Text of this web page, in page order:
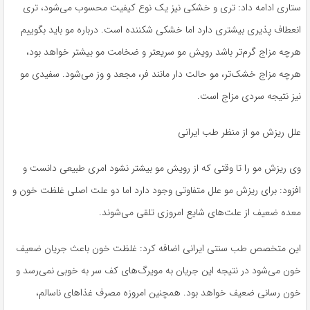
ستاری ادامه داد: تری و خشکی نیز یک نوع کیفیت محسوب می‌شود، تری
انعطاف پذیری بیشتری دارد اما خشکی شکننده است. درباره مو باید بگوییم
هرچه مزاج گرم‌تر باشد رویش مو سریعتر و ضخامت مو بیشتر خواهد بود،
هرچه مزاج خشک‌تر، مو حالت دار مانند فر، مجعد و وز می‌شود. سفیدی مو
نیز نتیجه سردی مزاج است.
علل ریزش مو از منظر طب ایرانی
وی ریزش مو را تا وقتی که از رویش مو بیشتر نشود امری طبیعی دانست و
افزود: برای ریزش مو علل متفاوتی وجود دارد اما دو علت اصلی غلظت خون و
معده ضعیف از علت‌های شایع امروزی تلقی می‌شوند.
این متخصص طب سنتی ایرانی اضافه کرد: غلظت خون باعث جریان ضعیف
خون می‌شود در نتیجه این جریان به مویرگ‌های کف سر به خوبی نمی‌رسد و
خون رسانی ضعیف خواهد بود. همچنین امروزه مصرف غذاهای ناسالم،